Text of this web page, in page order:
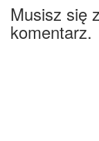
Musisz się
komentarz.